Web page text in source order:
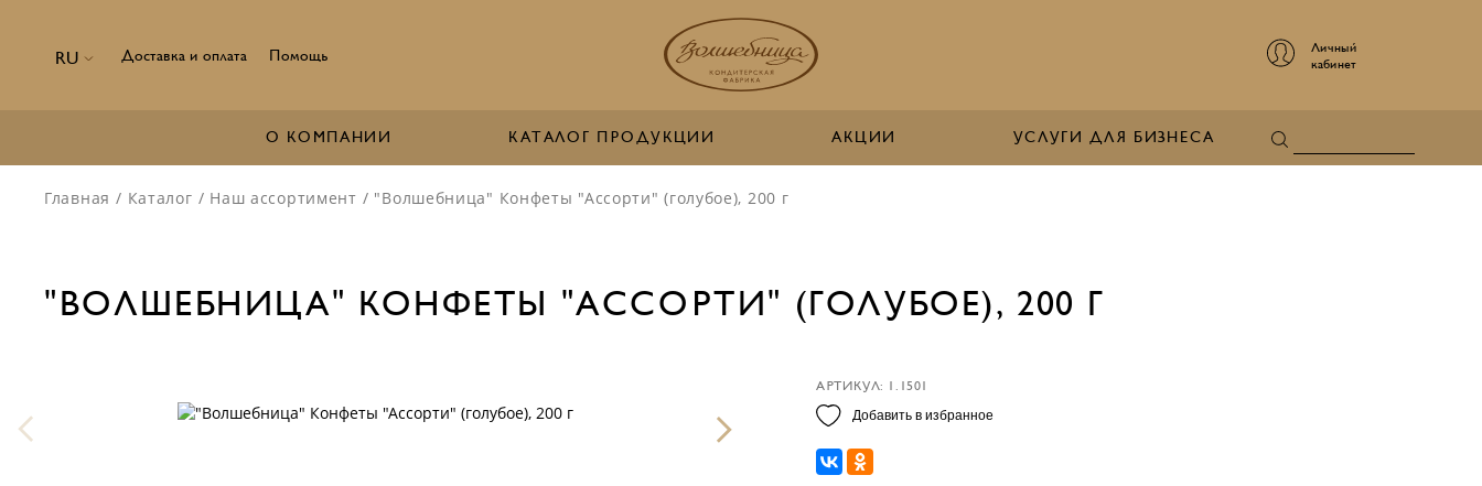
RU Доставка и оплата Помощь
Личный
кабинет
О КОМПАНИИ КАТАЛОГ ПРОДУКЦИИ АКЦИИ УСЛУГИ ДЛЯ БИЗНЕСА
Главная / Каталог / Наш ассортимент / "Волшебница" Конфеты "Ассорти" (голубое), 200 г
"ВОЛШЕБНИЦА" КОНФЕТЫ "АССОРТИ" (ГОЛУБОЕ), 200 Г
АРТИКУЛ: 1.1501
Добавить в избранное